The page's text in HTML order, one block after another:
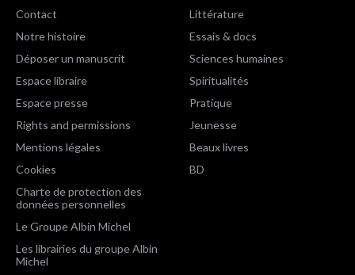
Contact
Notre histoire
Déposer un manuscrit
Espace libraire
Espace presse
Rights and permissions
Mentions légales
Cookies
Charte de protection des
données personnelles
Le Groupe Albin Michel
Les librairies du groupe Albin
Michel
Littérature
Essais & docs
Sciences humaines
Spiritualités
Pratique
Jeunesse
Beaux livres
BD